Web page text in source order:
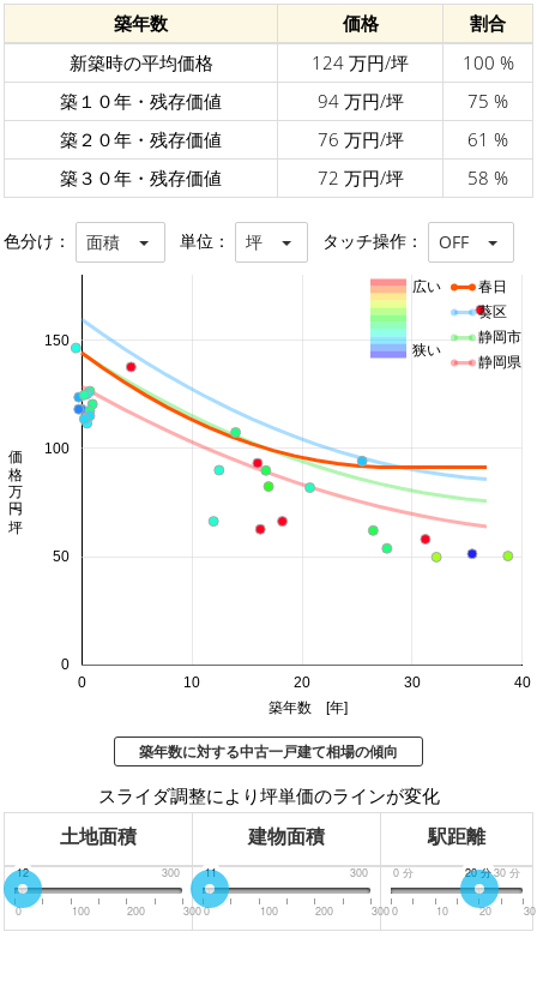
築年数 価格
割合
新築時の平均価格
124 万円/坪
100 %
築１０年・残存価値
94 万円/坪
75 %
築２０年・残存価値
76 万円/坪
61 %
築３０年・残存価値
72 万円/坪 58 %
色分け： 面積 単位： 坪 タッチ操作： OFF
0 10 20 30 40
0
50
100
150
築年数 [年]
価格 万円/坪
春日
葵区
静岡市
静岡県
広い
狭い
築年数に対する中古一戸建て相場の傾向
スライダ調整により坪単価のラインが変化
土地面積 建物面積 駅距離
0 300
12
0 100 200 300
0 300
11
0 100 200 300
0 分 30 分
20分
0 10 20 30